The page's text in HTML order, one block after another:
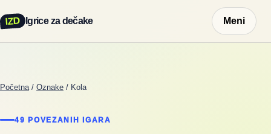
IZD Igrice za dečake Meni
Početna / Oznake / Kola
49 POVEZANIH IGARA